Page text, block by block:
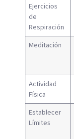
Ejercicios
de
Respiración
Meditación
Actividad
Física
Establecer
Límites